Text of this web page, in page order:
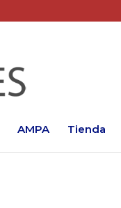
AMPA Tienda